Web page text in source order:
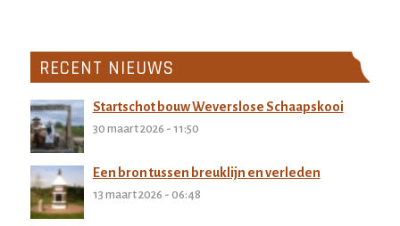
RECENT NIEUWS
Startschot bouw Weverslose Schaapskooi
30 maart 2026 - 11:50
Een bron tussen breuklijn en verleden
13 maart 2026 - 06:48